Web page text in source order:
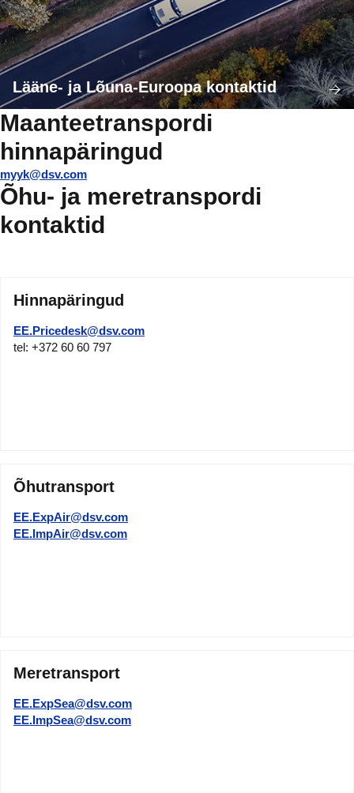
Lääne- ja Lõuna-Euroopa kontaktid
Maanteetranspordi
hinnapäringud
myyk@dsv.com
Õhu- ja meretranspordi
kontaktid
Hinnapäringud
EE.Pricedesk@dsv.com
tel: +372 60 60 797
Õhutransport
EE.ExpAir@dsv.com
EE.ImpAir@dsv.com
Meretransport
EE.ExpSea@dsv.com
EE.ImpSea@dsv.com